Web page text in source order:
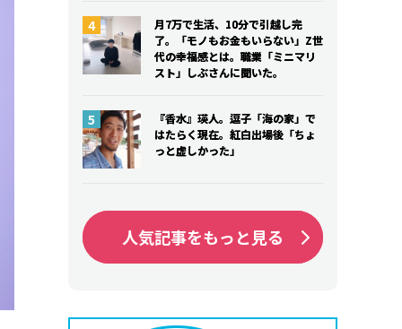
月7万で生活、10分で引越し完
了。「モノもお金もいらない」Z世
代の幸福感とは。職業「ミニマリ
スト」しぶさんに聞いた。
『香水』瑛人。逗子「海の家」で
はたらく現在。紅白出場後「ちょ
っと虚しかった」
人気記事をもっと見る
月7万で生活、10分で引越し完
了。「モノもお金もいらない」Z世
代の幸福感とは。職業「ミニマリ
スト」しぶさんに聞いた。
『香水』瑛人。逗子「海の家」で
はたらく現在。紅白出場後「ちょ
っと虚しかった」
人気記事をもっと見る